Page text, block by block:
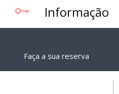
Informação
Faça a sua reserva